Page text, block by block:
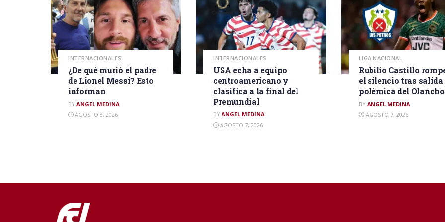
INTERNACIONALES
¿De qué murió el padre
de Lionel Messi? Esto
informan
BY ANGEL MEDINA
AGOSTO 8, 2026
INTERNACIONALES
USA echa a equipo
centroamericano y
clasifica a la final del
Premundial
BY ANGEL MEDINA
AGOSTO 7, 2026
LIGA NACIONAL
Rubilio Castillo
el silencio tras salida
polémica del Olancho
BY ANGEL MEDINA
AGOSTO 7, 2026